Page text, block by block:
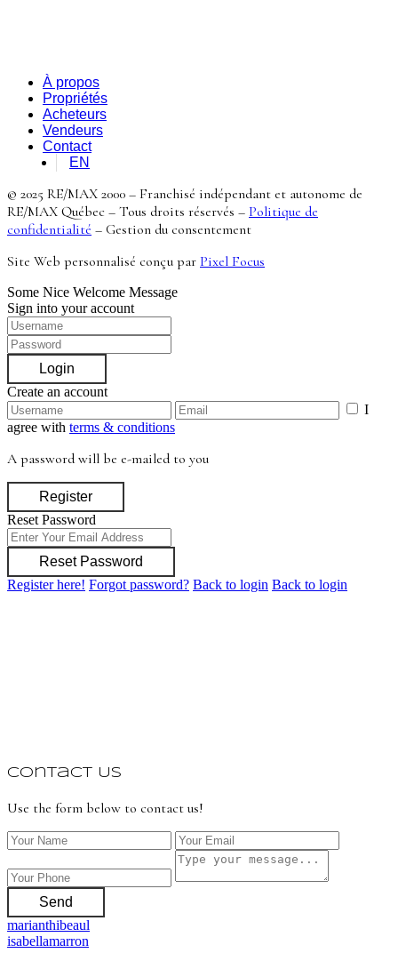
À propos
Propriétés
Acheteurs
Vendeurs
Contact
EN
© 2025 RE/MAX 2000 – Franchisé indépendant et autonome de
RE/MAX Québec – Tous droits réservés – Politique de
confidentialité – Gestion du consentement
Site Web personnalisé conçu par Pixel Focus
Some Nice Welcome Message
Sign into your account
Login
Create an account
I
agree with terms & conditions
A password will be e-mailed to you
Register
Reset Password
Reset Password
Register here! Forgot password? Back to login Back to login
Contact Us
Use the form below to contact us!
Send
marianthibeaul
isabellamarron